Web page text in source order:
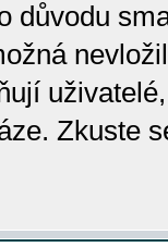
důvodu
Zkuste